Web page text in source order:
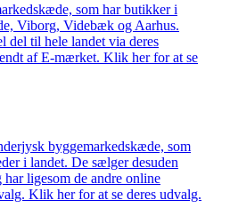
som har butikker i
Viborg, Videbæk og Aarhus.
del til hele landet via deres
af E-mærket. Klik her for at se
byggemarkedskæde, som
i landet. De sælger desuden
ligesom de andre online
Klik her for at se deres udvalg.